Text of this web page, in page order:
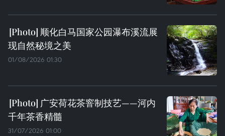
顺化白马国家公园瀑布溪流展
现自然秘境之美
01/08/2026 01:30
广安荷花茶窨制技艺——河内
千年茶香精髓
31/07/2026 01:00